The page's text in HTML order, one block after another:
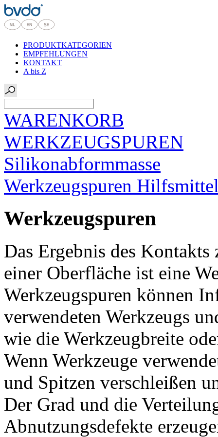
PRODUKTKATEGORIEN
EMPFEHLUNGEN
KONTAKT
A bis Z
WARENKORB
WERKZEUGSPUREN
Silikonabformmasse
Werkzeugspuren
Werkzeugspuren
Das Ergebnis des
einer Oberfläche ist eine
Werkzeugspuren können
verwendeten Werkzeugs
wie die Werkzeugbreite
Wenn Werkzeuge
und Spitzen verschleißen
Der Grad und die
Abnutzungsdefekte